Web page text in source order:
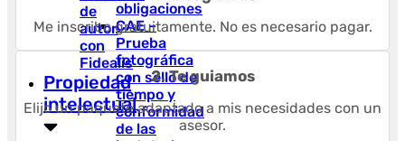
obligaciones
CAE –
Prueba
fotográfica
con sello de
tiempo y
conformidad
de las
de
autor
con
Fidealis
Propiedad
intelectual
Me inscribo gratuitamente. No es necesario pagar.
2. Te guiamos
Elijo un paquete adaptado a mis necesidades con un
asesor.